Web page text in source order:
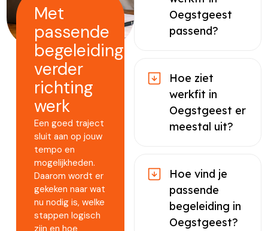
Met
passende
begeleiding
verder
richting
werk
Een goed traject
sluit aan op jouw
tempo en
mogelijkheden.
Daarom wordt er
gekeken naar wat
nu nodig is, welke
stappen logisch
zijn en hoe
Oegstgeest
passend?
Hoe ziet
werkfit in
Oegstgeest er
meestal uit?
Hoe vind je
passende
begeleiding in
Oegstgeest?